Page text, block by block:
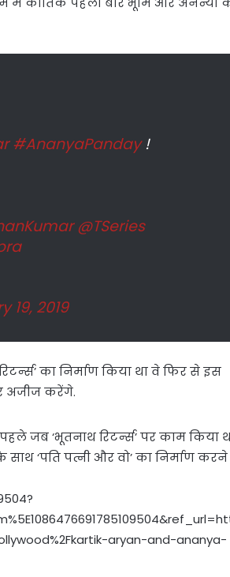
#AnanyaPanday!
@TSeries
19, 2019
का निर्माण किया था वे फिर से इस
अजीज करेंगे.
‘भूतनाथ रिटर्न्‍स’ पर काम किया
‘पति पत्नी और वो’ का निर्माण
aryan-and-ananya-